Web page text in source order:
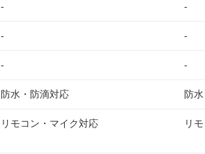
-
-
-
防水・防滴対応
リモコン・マイク対応
-
-
-
防
リ